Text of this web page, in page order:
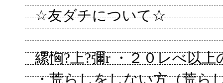
☆友ダチについて☆
縲恟?上?彌r ・２０レべ以上
・荒らしをしない方（荒ら